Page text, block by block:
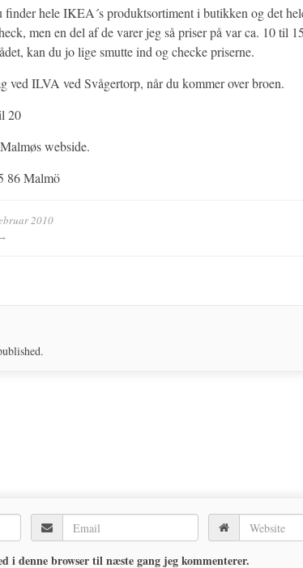
hele IKEA´s produktsortiment i butikken og det
men en del af de varer jeg så priser på var ca. 10 til
kan du jo lige smutte ind og checke priserne.
ILVA ved Svågertorp, når du kommer over broen.
20
webside.
86 Malmö
2010
i denne browser til næste gang jeg kommenterer.